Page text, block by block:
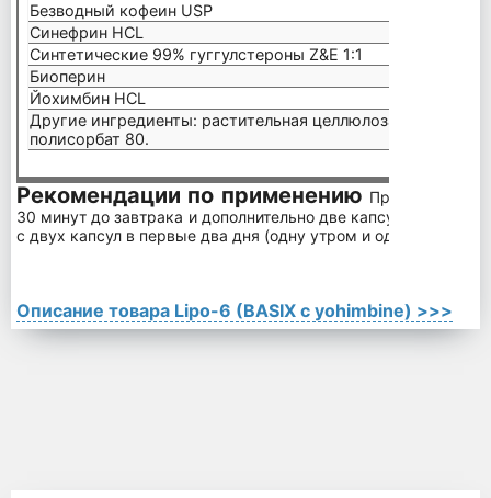
Безводный кофеин USP
Синефрин HCL
Синтетические 99% гуггулстероны Z&E 1:1
Биоперин
Йохимбин HCL
Другие ингредиенты: растительная целлюлоза,
полисорбат 80.
Рекомендации по применению Принимайте
30 минут до завтрака и дополнительно две капсулы после
с двух капсул в первые два дня (одну утром и одна после
Описание товара Lipo-6 (BASIX с yohimbine) >>>